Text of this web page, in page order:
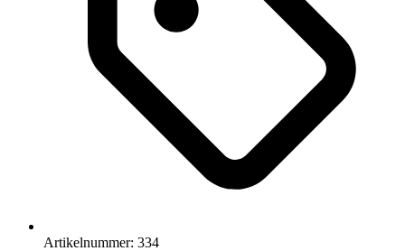
Artikelnummer: 334